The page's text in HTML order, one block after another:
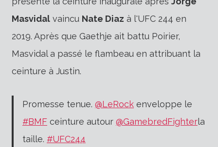
Masvidal vaincu Nate Diaz à l'UFC 244 en
2019. Après que Gaethje ait battu Poirier,
Masvidal a passé le flambeau en attribuant la
ceinture à Justin.
Promesse tenue. @LeRock enveloppe le
#BMF ceinture autour @GamebredFighterla
taille. #UFC244